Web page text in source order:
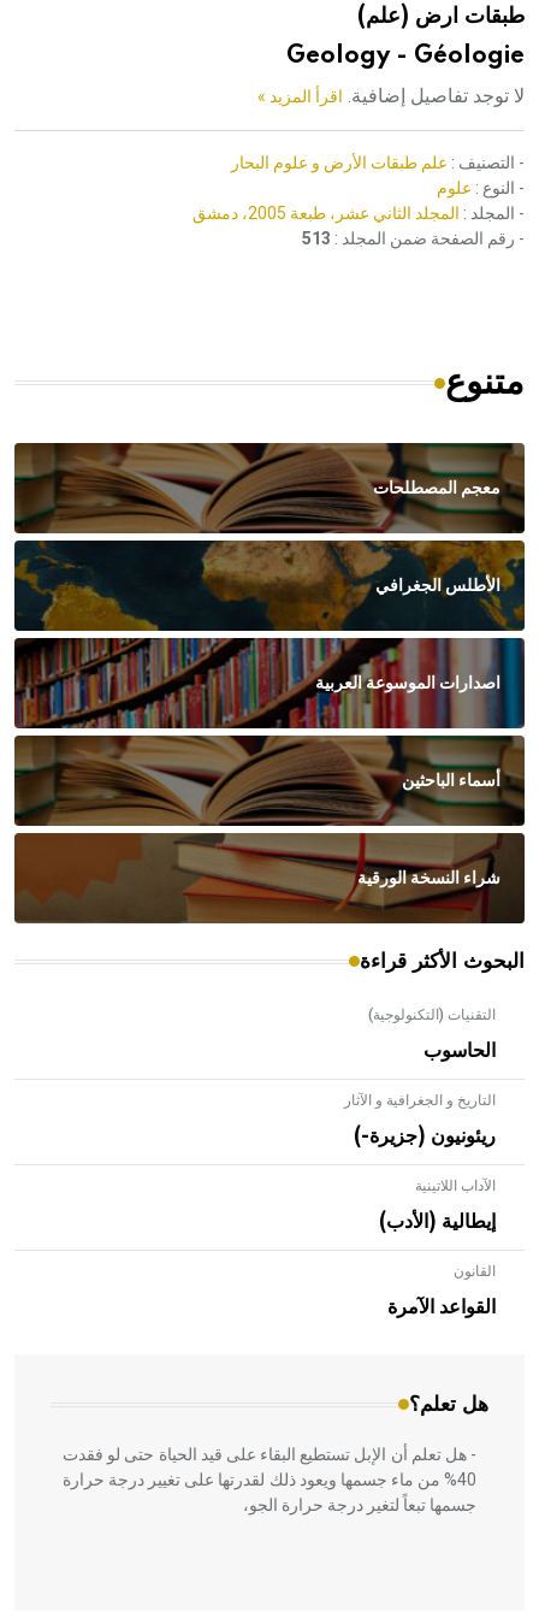
هيئة الموسوعة العربية تطلق موسوعات جديدة في عام 2026طبقات ارض (علم)
Geology - Géologie
لا توجد تفاصيل إضافية. اقرأ المزيد »
- التصنيف : علم طبقات الأرض و علوم البحار
- النوع : علوم
- المجلد : المجلد الثاني عشر، طبعة 2005، دمشق
- رقم الصفحة ضمن المجلد : 513
متنوع
معجم المصطلحات
الأطلس الجغرافي
اصدارات الموسوعة العربية
أسماء الباحثين
شراء النسخة الورقية
البحوث الأكثر قراءة
التقنيات (التكنولوجية)
الحاسوب
التاريخ و الجغرافية و الآثار
ريئونيون (جزيرة-)
الآداب اللاتينية
إيطالية (الأدب)
القانون
القواعد الآمرة
هل تعلم؟
- هل تعلم أن الأبلق نوع من الفنون الهندسية التي ارتبطت
بالعمارة الإسلامية في بلاد الشام ومصر خاصة، حيث يحرص
المعمار على بناء مداميكه وخاصة في الواجهات
- هل تعلم أن الإبل تستطيع البقاء على قيد الحياة حتى لو فقدت
40% من ماء جسمها ويعود ذلك لقدرتها على تغيير درجة حرارة
جسمها تبعاً لتغير درجة حرارة الجو،